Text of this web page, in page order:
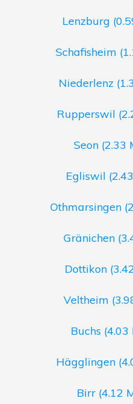
Lenzburg
Schafisheim
Niederlenz
Rupperswil
Seon (2.33
Egliswil
Othmarsingen
Gränichen
Dottikon
Veltheim
Buchs
Hägglingen
Birr (4.12